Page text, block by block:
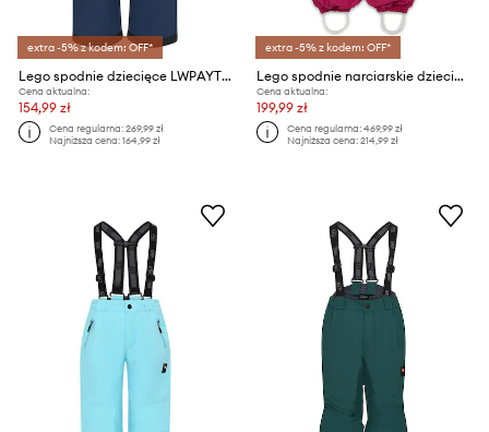
extra -5% z kodem: OFF*
Lego spodnie dziecięce LWPAYTON 602
Cena aktualna:
154,99 zł
Cena regularna:269,99 zł
Najniższa cena:164,99 zł
extra -5% z kodem: OFF*
Lego spodnie narciarskie dziecięce LWPUELO 700
Cena aktualna:
199,99 zł
Cena regularna:469,99 zł
Najniższa cena:214,99 zł